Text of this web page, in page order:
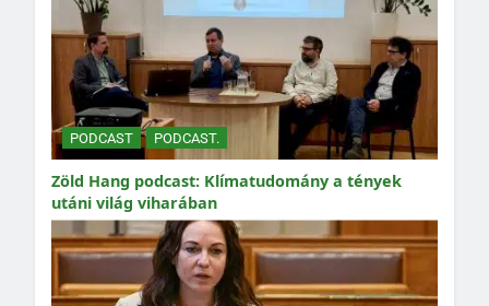
PODCAST PODCAST.
Zöld Hang podcast: Klímatudomány a tények
utáni világ viharában